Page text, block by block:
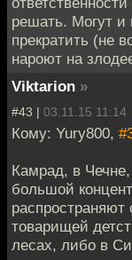
решать. Могут и
прекратить (не
нароют на
Viktarion »
#43 | 03.11.15 11:14
Кому: Yury800,
Камрад, в
большой
товарищей
лесах, либо в